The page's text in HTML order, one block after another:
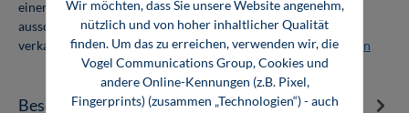
einer Abnahmemenge von 10 Exemplaren. Die Bücher dürfen
ausschließlich für den Eigenbedarf genutzt und nicht weiter
verkauft werden. Weitere Informationen unterFirmenlizenzen
Beschreibung
Wir möchten, dass Sie unsere Website angenehm,
nützlich und von hoher inhaltlicher Qualität
finden. Um das zu erreichen, verwenden wir, die
Vogel Communications Group, Cookies und
andere Online-Kennungen (z.B. Pixel,
Fingerprints) (zusammen „Technologien“) - auch